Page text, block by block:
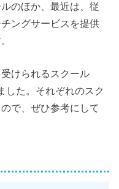
のほか、最近は、従
ングサービスを提供
けられるスクール
した。それぞれのスク
で、ぜひ参考にして